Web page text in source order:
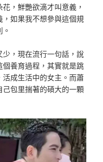
，鮮艷欲滴才叫意義，
如果我不想參與這個規
，現在流行一句話，說
養育過程，其實就是跳
成生活中的女主。而蕭
包里揣著的碩大的一顆